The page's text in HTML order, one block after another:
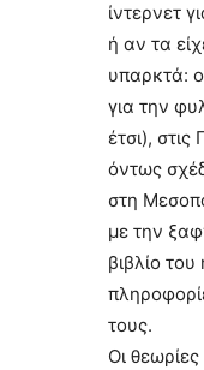
ίντερνετ
ή αν τα
υπαρκτά:
για την
έτσι),
όντως
στη
με την
βιβλίο
τους.
Οι